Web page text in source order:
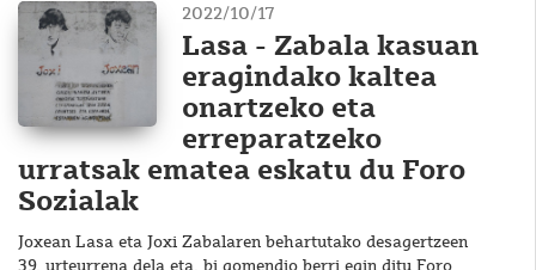
2022/10/17
Lasa - Zabala kasuan
eragindako kaltea
onartzeko eta
erreparatzeko
urratsak ematea eskatu du Foro
Sozialak
Joxean Lasa eta Joxi Zabalaren behartutako desagertzeen